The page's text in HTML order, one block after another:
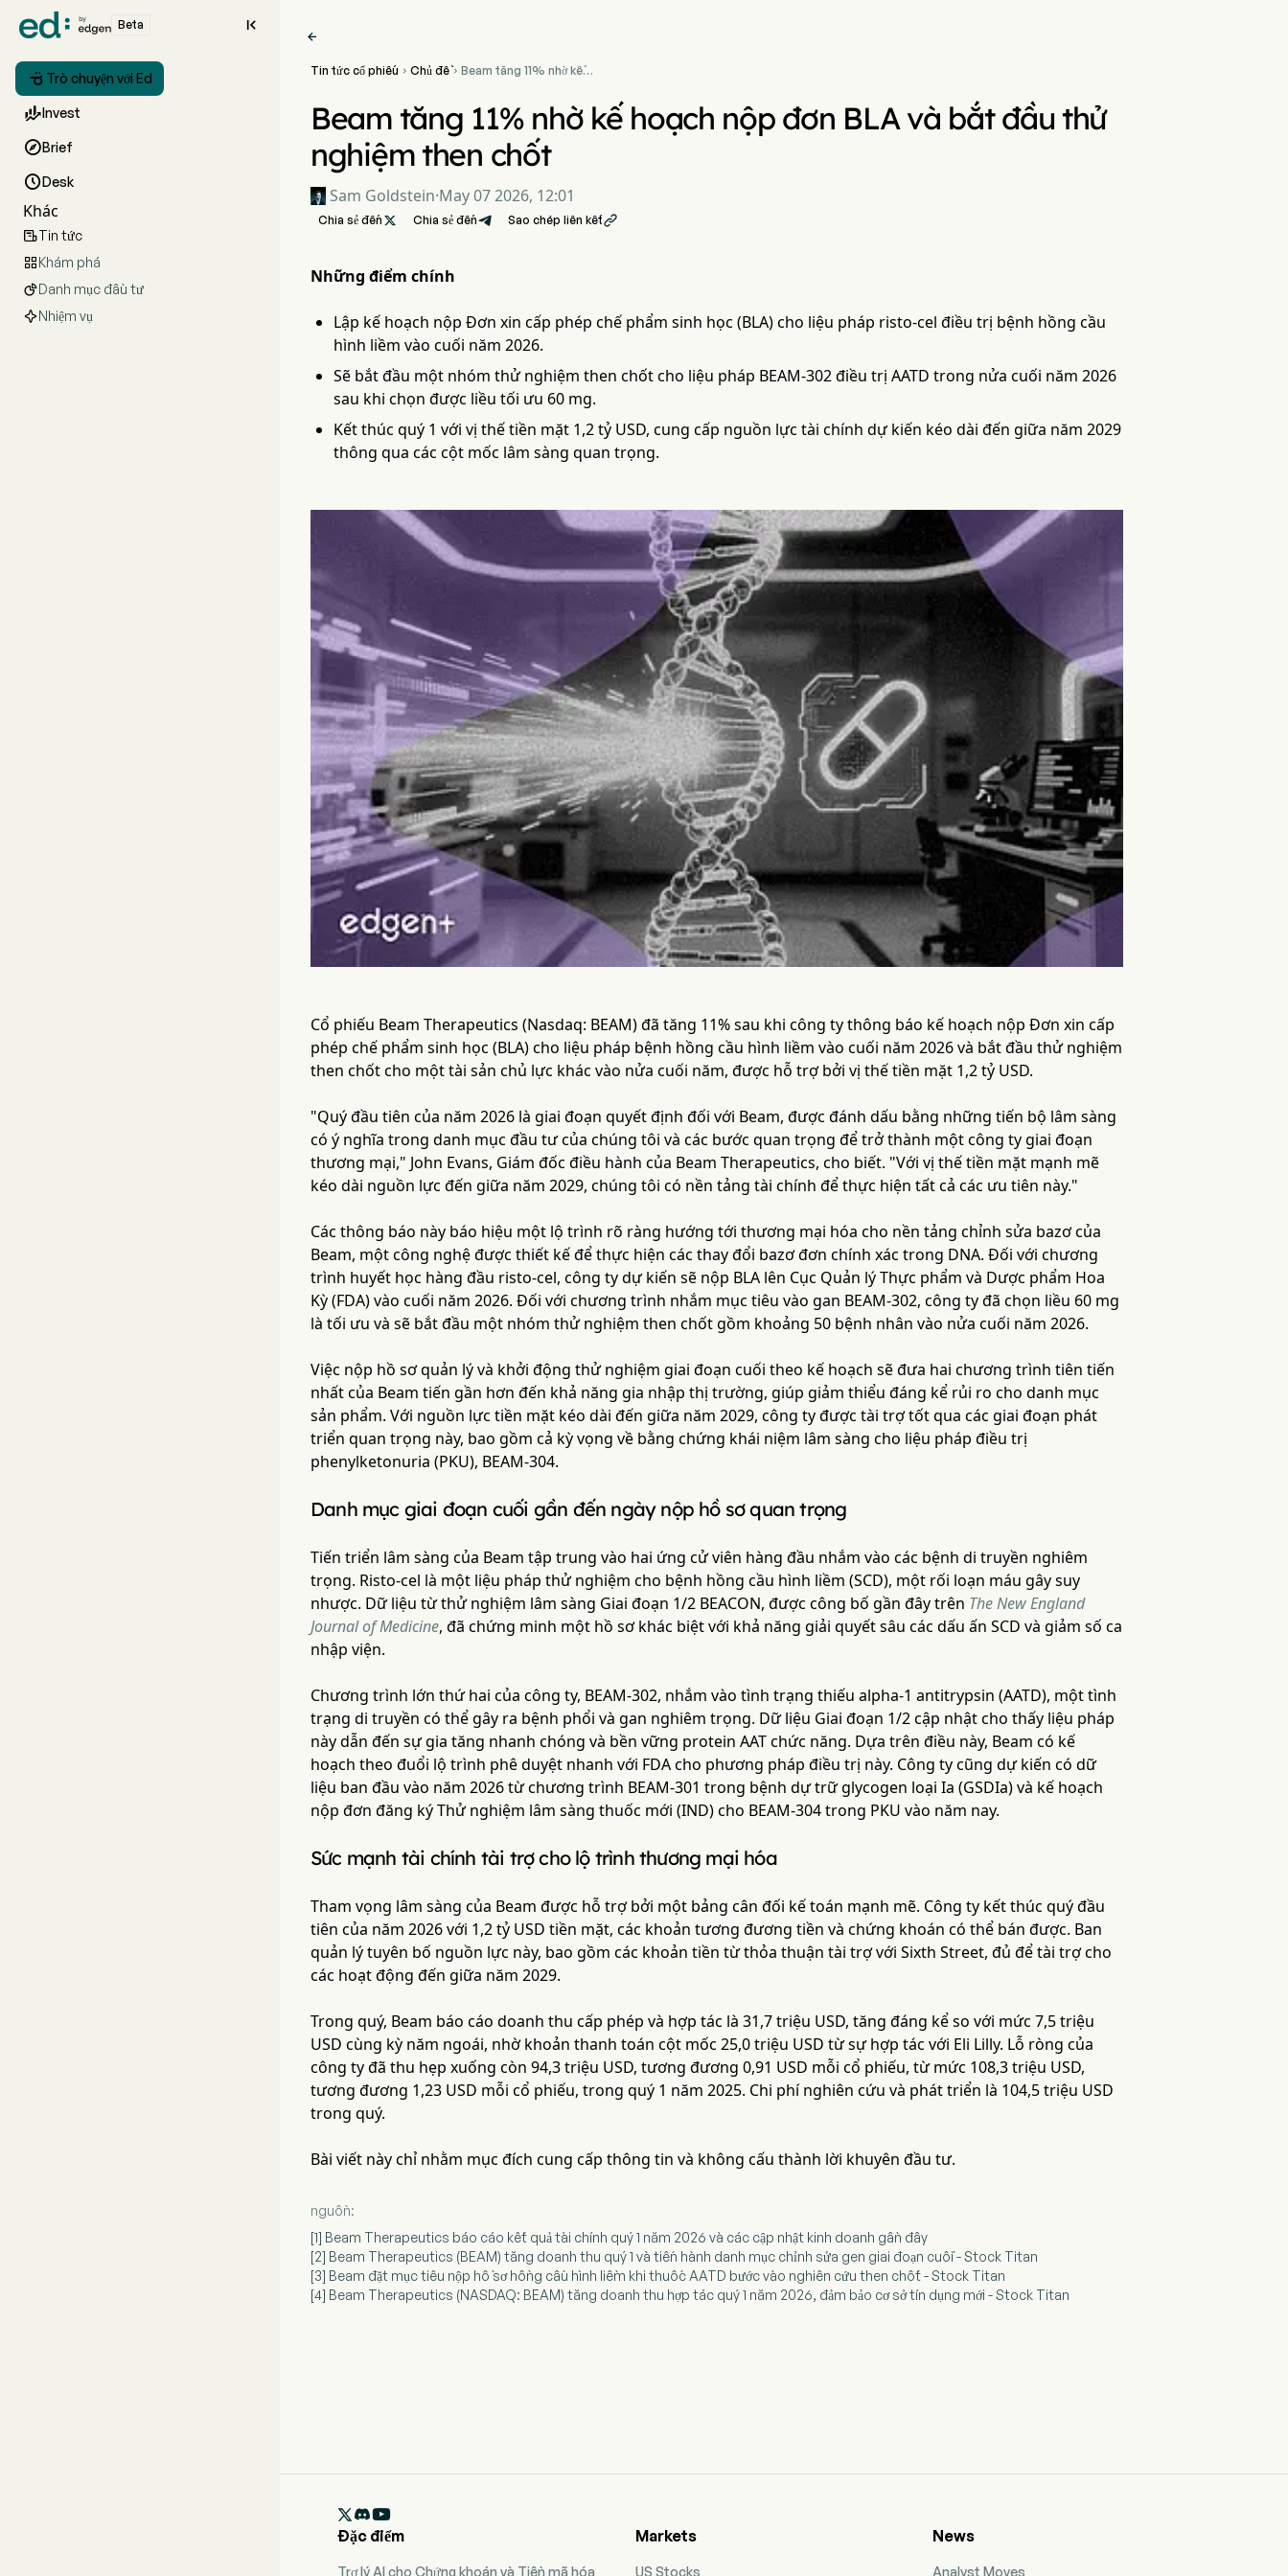
Beta 
 Trò chuyện với Ed
Invest
Brief
Desk
Khác
Tin tức
Khám phá
Danh mục đầu tư
Nhiệm vụ

Tin tức cổ phiếu  Chủ đề Beam tăng 11% nhờ kế
Beam tăng 11% nhờ kế hoạch nộp đơn BLA và bắt đầu thử
nghiệm then chốt
Sam Goldstein·May 07 2026, 12:01
Chia sẻ đến  Chia sẻ đến Sao chép liên kết
Những điểm chính
Lập kế hoạch nộp Đơn xin cấp phép chế phẩm sinh học (BLA) cho liệu pháp risto-cel điều trị bệnh hồng cầu
hình liềm vào cuối năm 2026.
Sẽ bắt đầu một nhóm thử nghiệm then chốt cho liệu pháp BEAM-302 điều trị AATD trong nửa cuối năm 2026
sau khi chọn được liều tối ưu 60 mg.
Kết thúc quý 1 với vị thế tiền mặt 1,2 tỷ USD, cung cấp nguồn lực tài chính dự kiến kéo dài đến giữa năm 2029
thông qua các cột mốc lâm sàng quan trọng.
Cổ phiếu Beam Therapeutics (Nasdaq: BEAM) đã tăng 11% sau khi công ty thông báo kế hoạch nộp Đơn xin cấp
phép chế phẩm sinh học (BLA) cho liệu pháp bệnh hồng cầu hình liềm vào cuối năm 2026 và bắt đầu thử nghiệm
then chốt cho một tài sản chủ lực khác vào nửa cuối năm, được hỗ trợ bởi vị thế tiền mặt 1,2 tỷ USD.
"Quý đầu tiên của năm 2026 là giai đoạn quyết định đối với Beam, được đánh dấu bằng những tiến bộ lâm sàng
có ý nghĩa trong danh mục đầu tư của chúng tôi và các bước quan trọng để trở thành một công ty giai đoạn
thương mại," John Evans, Giám đốc điều hành của Beam Therapeutics, cho biết. "Với vị thế tiền mặt mạnh mẽ
kéo dài nguồn lực đến giữa năm 2029, chúng tôi có nền tảng tài chính để thực hiện tất cả các ưu tiên này."
Các thông báo này báo hiệu một lộ trình rõ ràng hướng tới thương mại hóa cho nền tảng chỉnh sửa bazơ của
Beam, một công nghệ được thiết kế để thực hiện các thay đổi bazơ đơn chính xác trong DNA. Đối với chương
trình huyết học hàng đầu risto-cel, công ty dự kiến sẽ nộp BLA lên Cục Quản lý Thực phẩm và Dược phẩm Hoa
Kỳ (FDA) vào cuối năm 2026. Đối với chương trình nhắm mục tiêu vào gan BEAM-302, công ty đã chọn liều 60 mg
là tối ưu và sẽ bắt đầu một nhóm thử nghiệm then chốt gồm khoảng 50 bệnh nhân vào nửa cuối năm 2026.
Việc nộp hồ sơ quản lý và khởi động thử nghiệm giai đoạn cuối theo kế hoạch sẽ đưa hai chương trình tiên tiến
nhất của Beam tiến gần hơn đến khả năng gia nhập thị trường, giúp giảm thiểu đáng kể rủi ro cho danh mục
sản phẩm. Với nguồn lực tiền mặt kéo dài đến giữa năm 2029, công ty được tài trợ tốt qua các giai đoạn phát
triển quan trọng này, bao gồm cả kỳ vọng về bằng chứng khái niệm lâm sàng cho liệu pháp điều trị
phenylketonuria (PKU), BEAM-304.
Danh mục giai đoạn cuối gần đến ngày nộp hồ sơ quan trọng
Tiến triển lâm sàng của Beam tập trung vào hai ứng cử viên hàng đầu nhắm vào các bệnh di truyền nghiêm
trọng. Risto-cel là một liệu pháp thử nghiệm cho bệnh hồng cầu hình liềm (SCD), một rối loạn máu gây suy
nhược. Dữ liệu từ thử nghiệm lâm sàng Giai đoạn 1/2 BEACON, được công bố gần đây trên The New England
Journal of Medicine, đã chứng minh một hồ sơ khác biệt với khả năng giải quyết sâu các dấu ấn SCD và giảm số ca
nhập viện.
Chương trình lớn thứ hai của công ty, BEAM-302, nhắm vào tình trạng thiếu alpha-1 antitrypsin (AATD), một tình
trạng di truyền có thể gây ra bệnh phổi và gan nghiêm trọng. Dữ liệu Giai đoạn 1/2 cập nhật cho thấy liệu pháp
này dẫn đến sự gia tăng nhanh chóng và bền vững protein AAT chức năng. Dựa trên điều này, Beam có kế
hoạch theo đuổi lộ trình phê duyệt nhanh với FDA cho phương pháp điều trị này. Công ty cũng dự kiến có dữ
liệu ban đầu vào năm 2026 từ chương trình BEAM-301 trong bệnh dự trữ glycogen loại Ia (GSDIa) và kế hoạch
nộp đơn đăng ký Thử nghiệm lâm sàng thuốc mới (IND) cho BEAM-304 trong PKU vào năm nay.
Sức mạnh tài chính tài trợ cho lộ trình thương mại hóa
Tham vọng lâm sàng của Beam được hỗ trợ bởi một bảng cân đối kế toán mạnh mẽ. Công ty kết thúc quý đầu
tiên của năm 2026 với 1,2 tỷ USD tiền mặt, các khoản tương đương tiền và chứng khoán có thể bán được. Ban
quản lý tuyên bố nguồn lực này, bao gồm các khoản tiền từ thỏa thuận tài trợ với Sixth Street, đủ để tài trợ cho
các hoạt động đến giữa năm 2029.
Trong quý, Beam báo cáo doanh thu cấp phép và hợp tác là 31,7 triệu USD, tăng đáng kể so với mức 7,5 triệu
USD cùng kỳ năm ngoái, nhờ khoản thanh toán cột mốc 25,0 triệu USD từ sự hợp tác với Eli Lilly. Lỗ ròng của
công ty đã thu hẹp xuống còn 94,3 triệu USD, tương đương 0,91 USD mỗi cổ phiếu, từ mức 108,3 triệu USD,
tương đương 1,23 USD mỗi cổ phiếu, trong quý 1 năm 2025. Chi phí nghiên cứu và phát triển là 104,5 triệu USD
trong quý.
Bài viết này chỉ nhằm mục đích cung cấp thông tin và không cấu thành lời khuyên đầu tư.
nguồn:
[1] Beam Therapeutics báo cáo kết quả tài chính quý 1 năm 2026 và các cập nhật kinh doanh gần đây
[2] Beam Therapeutics (BEAM) tăng doanh thu quý 1 và tiến hành danh mục chỉnh sửa gen giai đoạn cuối - Stock Titan
[3] Beam đặt mục tiêu nộp hồ sơ hồng cầu hình liềm khi thuốc AATD bước vào nghiên cứu then chốt - Stock Titan
[4] Beam Therapeutics (NASDAQ: BEAM) tăng doanh thu hợp tác quý 1 năm 2026, đảm bảo cơ sở tín dụng mới - Stock Titan

Đặc điểm
Trợ lý AI cho Chứng khoán và Tiền mã hóa
Markets
US Stocks
News
Analyst Moves